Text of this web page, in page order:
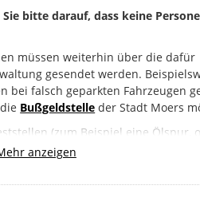
bitte darauf, dass keine
müssen weiterhin über die dafür
gesendet werden.
bei falsch geparkten Fahrzeugen
Bußgeldstelle der Stadt Moers
(zum Beispiel eine Ölspur,
Sie das bitte unbedingt direkt
anzeigen